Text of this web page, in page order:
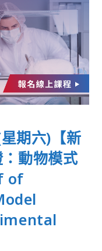
期六)【新
動物模式
of